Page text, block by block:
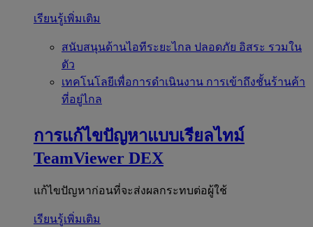
เรียนรู้เพิ่มเติม
สนับสนุนด้านไอทีระยะไกล ปลอดภัย อิสระ รวมใน
ตัว
เทคโนโลยีเพื่อการดำเนินงาน การเข้าถึงชั้นร้านค้า
ที่อยู่ไกล
การแก้ไขปัญหาแบบเรียลไทม์
TeamViewer DEX
แก้ไขปัญหาก่อนที่จะส่งผลกระทบต่อผู้ใช้
เรียนรู้เพิ่มเติม